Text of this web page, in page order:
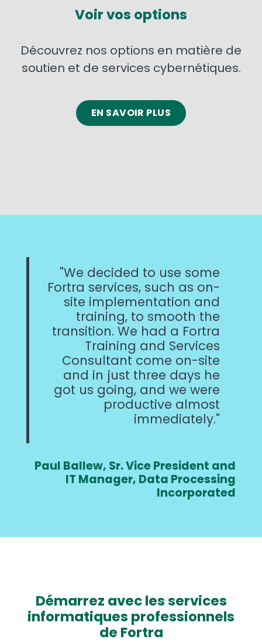
Voir vos options
Découvrez nos options en matière de
soutien et de services cybernétiques.
EN SAVOIR PLUS
We decided to use some
Fortra services, such as on-
site implementation and
training, to smooth the
transition. We had a Fortra
Training and Services
Consultant come on-site
and in just three days he
got us going, and we were
productive almost
immediately.
Paul Ballew, Sr. Vice President and
IT Manager, Data Processing
Incorporated
Démarrez avec les services
informatiques professionnels
de Fortra